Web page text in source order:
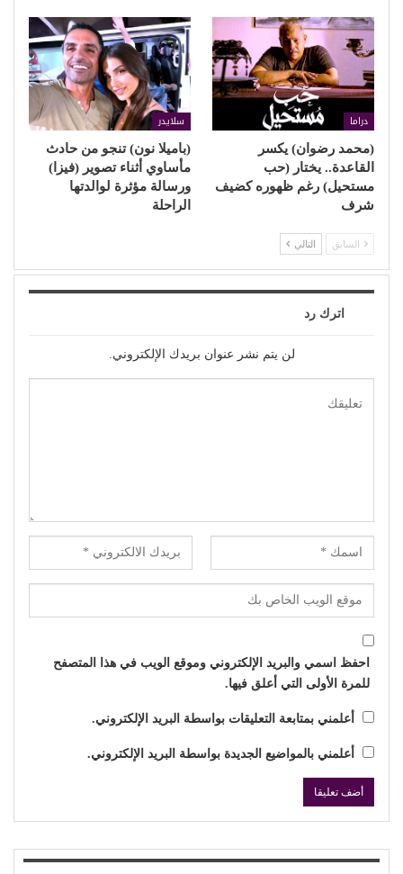
دراما
(محمد رضوان) يكسر
القاعدة.. يختار (حب
مستحيل) رغم ظهوره كضيف
شرف
سلايدر
(باميلا نون) تنجو من حادث
مأساوي أثناء تصوير (فيزا)
ورسالة مؤثرة لوالدتها
الراحلة
السابق التالي
اترك رد
لن يتم نشر عنوان بريدك الإلكتروني.
احفظ اسمي والبريد الإلكتروني وموقع الويب في هذا المتصفح
للمرة الأولى التي أعلق فيها.
أعلمني بمتابعة التعليقات بواسطة البريد الإلكتروني.
أعلمني بالمواضيع الجديدة بواسطة البريد الإلكتروني.